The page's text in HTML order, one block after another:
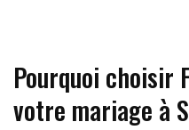
Pourquoi choisir
votre mariage à